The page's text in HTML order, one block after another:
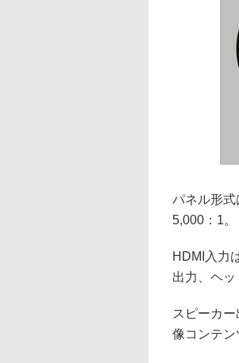
パネル形
5,000：1。
HDMI入力
出力、ヘ
スピーカ
像コンテン